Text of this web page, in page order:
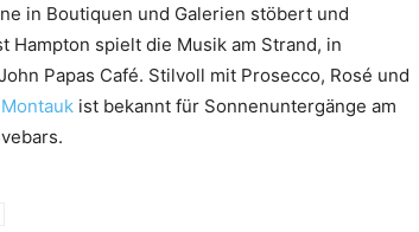
in Boutiquen und Galerien stöbert und
Hampton spielt die Musik am Strand, in
Papas Café. Stilvoll mit Prosecco, Rosé und
Montauk ist bekannt für Sonnenuntergänge am